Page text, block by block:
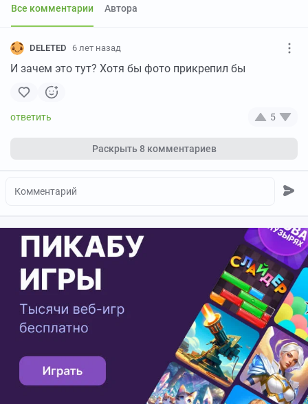
Все комментарии Автора
DELETED 6 лет назад
И зачем это тут? Хотя бы фото прикрепил бы
5
Раскрыть8 комментариев